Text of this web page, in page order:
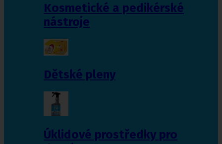
Kosmetické a pedikérské
nástroje
Dětské pleny
Úklidové prostředky pro